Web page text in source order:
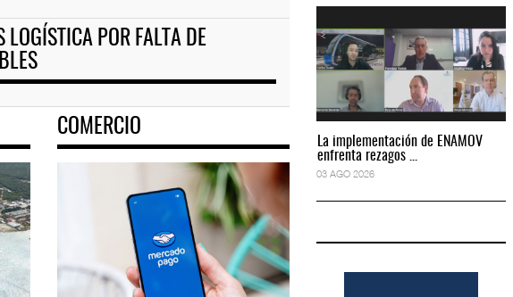
LOGÍSTICA POR FALTA DE
COMERCIO
ENAMOV
La implementación de ENAMOV
La implementación de ENAMOV
enfrenta rezagos ...
03 AGO 2026
bloquear eventual fusión de Viva y Vo ASPA pide bloquear eventual fusión de Viva y Vo